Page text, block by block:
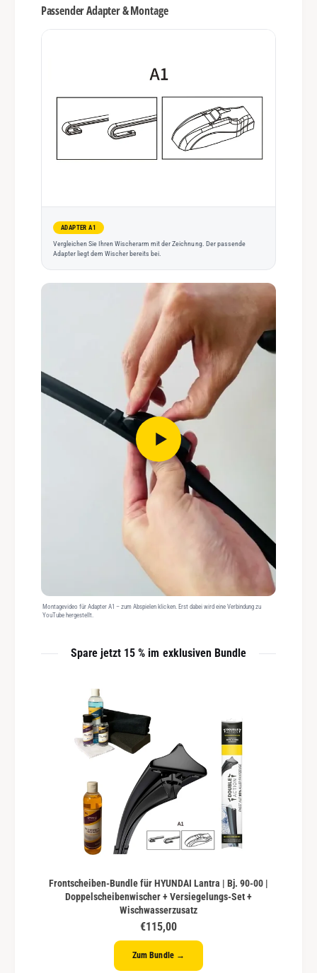
Passender Adapter & Montage
ADAPTER A1
Vergleichen Sie Ihren Wischerarm mit der Zeichnung. Der passende
Adapter liegt dem Wischer bereits bei.
Montagevideo für Adapter A1 – zum Abspielen klicken. Erst dabei wird eine Verbindung zu
YouTube hergestellt.
Spare jetzt 15 % im exklusiven Bundle
Frontscheiben-Bundle für HYUNDAI Lantra | Bj. 90-00 |
Doppelscheibenwischer + Versiegelungs-Set +
Wischwasserzusatz
€115,00
Zum Bundle →